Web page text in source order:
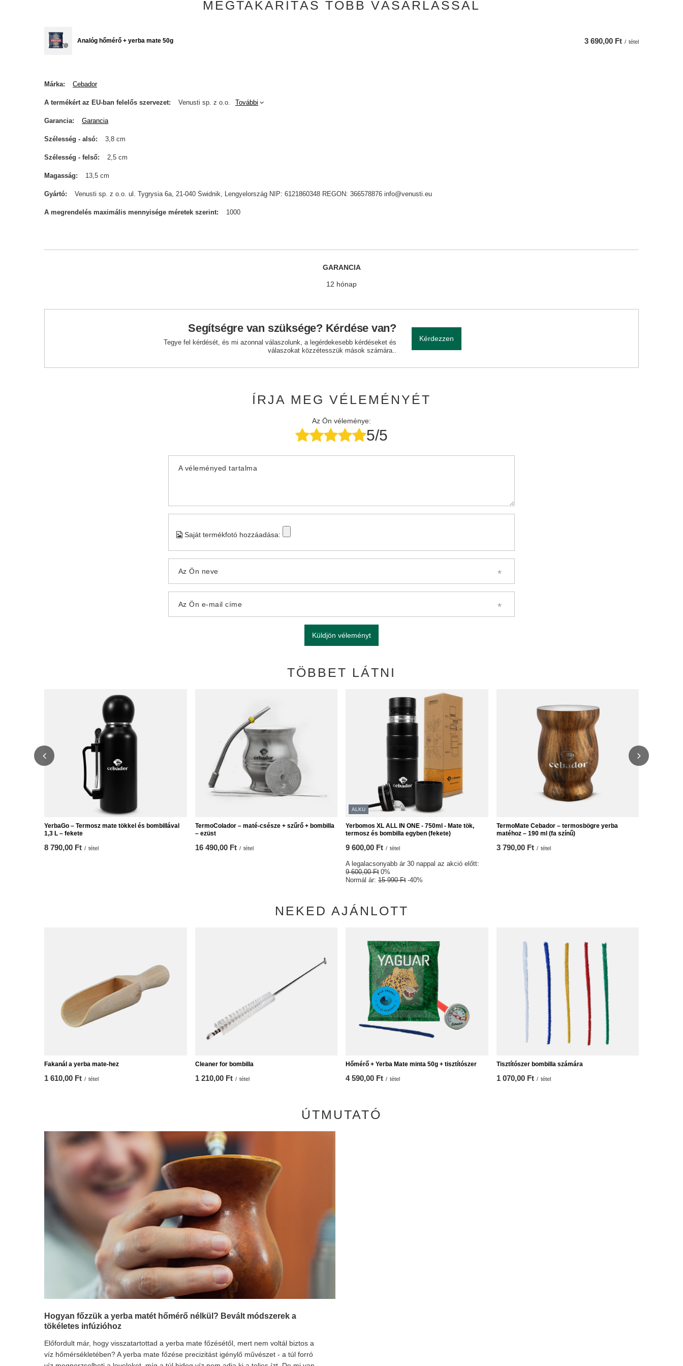
MEGTAKARÍTÁS TÖBB VÁSÁRLÁSSAL
Analóg hőmérő + yerba mate 50g 3 690,00 Ft / tétel
Márka Cebador
A termékért az EU-ban felelős szervezet Venusti sp. z o.o. További
Garancia Garancia
Szélesség - alsó 3,8 cm
Szélesség - felső 2,5 cm
Magasság 13,5 cm
Gyártó Venusti sp. z o.o. ul. Tygrysia 6a, 21-040 Świdnik, Lengyelország NIP: 6121860348 REGON: 366578876 info@venusti.eu
A megrendelés maximális mennyisége méretek szerint 1000
GARANCIA
12 hónap
Segítségre van szüksége? Kérdése van?
Tegye fel kérdését, és mi azonnal válaszolunk, a legérdekesebb kérdéseket és
válaszokat közzétesszük mások számára..
Kérdezzen
ÍRJA MEG VÉLEMÉNYÉT
Az Ön véleménye:
5/5
A véleményed tartalma
Saját termékfotó hozzáadása:
Az Ön neve
Az Ön e-mail címe
Küldjön véleményt
TÖBBET LÁTNI
YerbaGo – Termosz mate tökkel és bombillával
1,3 L – fekete
8 790,00 Ft / tétel
TermoColador – maté‑csésze + szűrő + bombilla
– ezüst
16 490,00 Ft / tétel
ALKU
Yerbomos XL ALL IN ONE - 750ml - Mate tök,
termosz és bombilla egyben (fekete)
9 600,00 Ft / tétel
A legalacsonyabb ár 30 nappal az akció előtt:
9 600,00 Ft 0%
Normál ár: 15 990 Ft -40%
TermoMate Cebador – termosbögre yerba
matéhoz – 190 ml (fa színű)
3 790,00 Ft / tétel
NEKED AJÁNLOTT
Fakanál a yerba mate-hez
1 610,00 Ft / tétel
Cleaner for bombilla
1 210,00 Ft / tétel
Hőmérő + Yerba Mate minta 50g + tisztítószer
4 590,00 Ft / tétel
Tisztítószer bombilla számára
1 070,00 Ft / tétel
ÚTMUTATÓ
Hogyan főzzük a yerba matét hőmérő nélkül? Bevált módszerek a
tökéletes infúzióhoz
Előfordult már, hogy visszatartottad a yerba mate főzésétől, mert nem voltál biztos a
víz hőmérsékletében? A yerba mate főzése precizitást igénylő művészet - a túl forró